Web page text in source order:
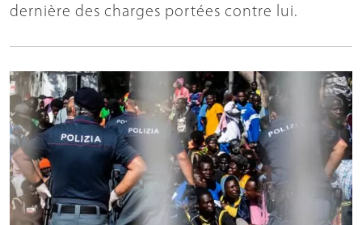
dernière des charges portées contre lui.